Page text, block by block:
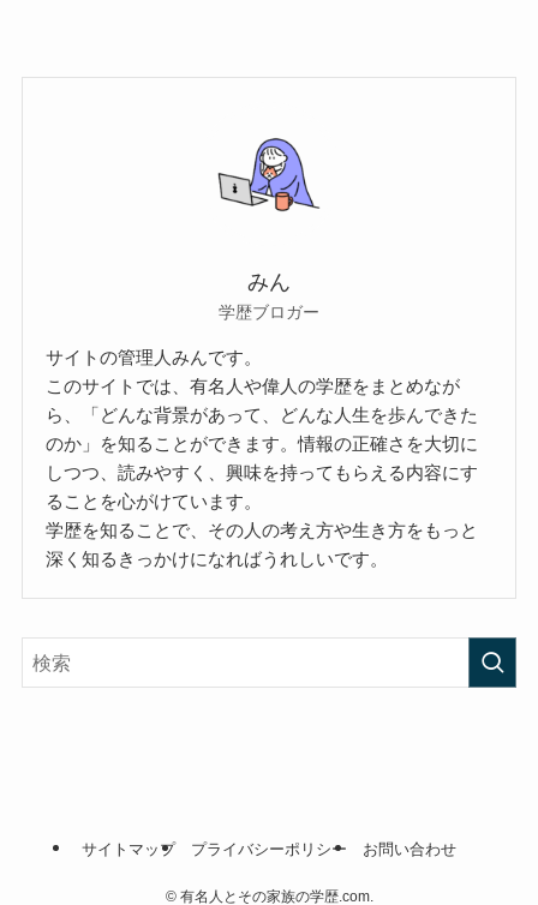
みん
学歴ブロガー
サイトの管理人みんです。
このサイトでは、有名人や偉人の学歴をまとめなが
ら、「どんな背景があって、どんな人生を歩んできた
のか」を知ることができます。情報の正確さを大切に
しつつ、読みやすく、興味を持ってもらえる内容にす
ることを心がけています。
学歴を知ることで、その人の考え方や生き方をもっと
深く知るきっかけになればうれしいです。
サイトマップ プライバシーポリシー お問い合わせ
©有名人とその家族の学歴.com.